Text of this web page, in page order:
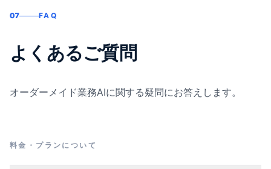
07 FAQ
よくあるご質問
オーダーメイド業務AIに関する疑問にお答えします。
料金・プランについて